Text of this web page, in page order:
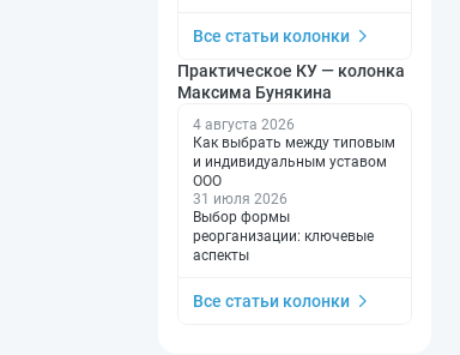
Все статьи колонки
Практическое КУ — колонка
Максима Бунякина
4 августа 2026
Как выбрать между типовым
и индивидуальным уставом
ООО
31 июля 2026
Выбор формы
реорганизации: ключевые
аспекты
Все статьи колонки